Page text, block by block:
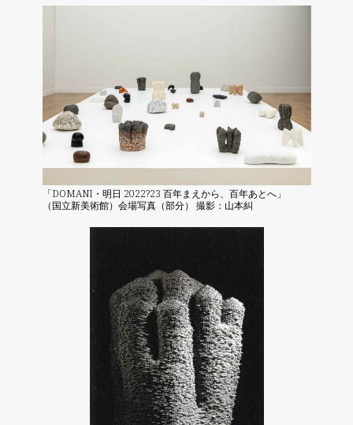
「DOMANI・明日 2022?23 百年まえから、百年あとへ」
（国立新美術館）会場写真（部分） 撮影：山本糾